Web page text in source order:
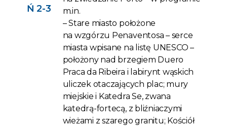
Ń 2-3
m.in.
– Stare miasto położone
na wzgórzu Penaventosa – serce
miasta wpisane na listę UNESCO –
położony nad brzegiem Duero
Praca da Ribeira i labirynt wąskich
uliczek otaczających plac; mury
miejskie i Katedra Se, zwana
katedrą-fortecą, z bliźniaczymi
wieżami z szarego granitu; Kościół